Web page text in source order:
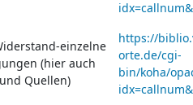
einzelne
(hier auch
Quellen)
https://
orte.de/cgi-
bin/koha/